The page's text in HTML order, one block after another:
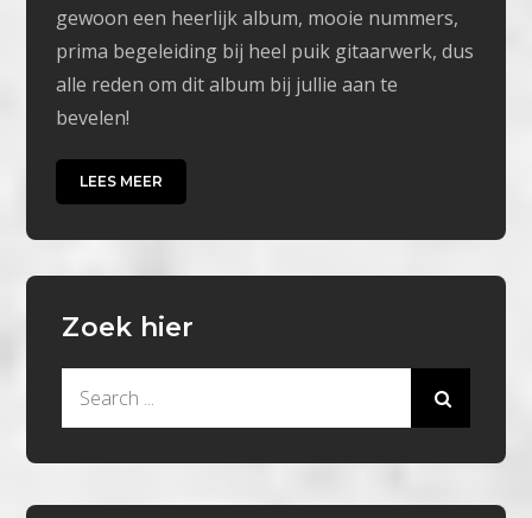
gewoon een heerlijk album, mooie nummers,
prima begeleiding bij heel puik gitaarwerk, dus
alle reden om dit album bij jullie aan te
bevelen!
LEES MEER
Zoek hier